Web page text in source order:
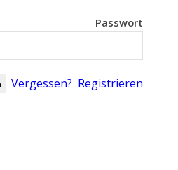
Passwort
Vergessen? Registrieren